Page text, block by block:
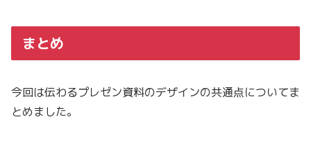
まとめ
今回は伝わるプレゼン資料のデザインの共通点についてま
とめました。